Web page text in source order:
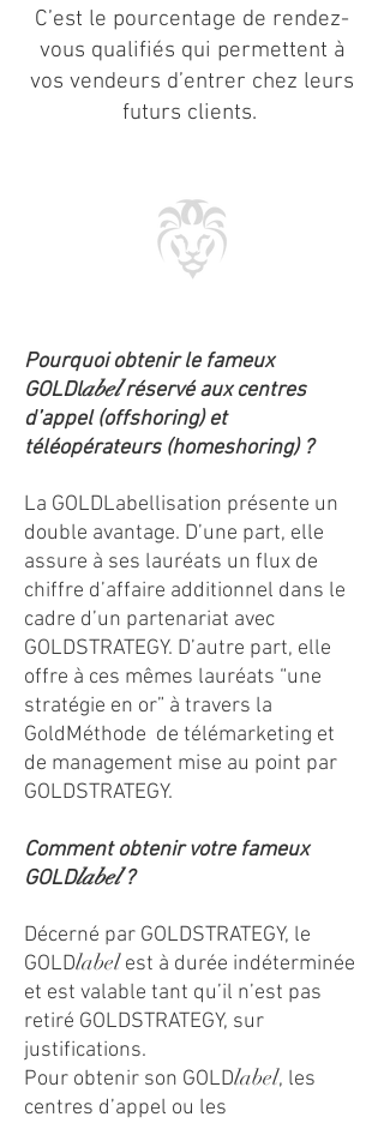
C’est le pourcentage de rendez-
vous qualifiés qui permettent à
vos vendeurs d’entrer chez leurs
futurs clients.
Pourquoi obtenir le fameux
GOLDlabelréservé aux centres
d’appel (offshoring) et
téléopérateurs (homeshoring) ?
La GOLDLabellisation présente un
double avantage. D’une part, elle
assure à ses lauréats un flux de
chiffre d’affaire additionnel dans le
cadre d’un partenariat avec
GOLDSTRATEGY. D’autre part, elle
offre à ces mêmes lauréats “une
stratégie en or” à travers la
GoldMéthode de télémarketing et
de management mise au point par
GOLDSTRATEGY.
Comment obtenir votre fameux
GOLDlabel?
Décerné par GOLDSTRATEGY, le
GOLDlabelest à durée indéterminée
et est valable tant qu’il n’est pas
retiré GOLDSTRATEGY, sur
justifications.
Pour obtenir son GOLDlabel, les
centres d’appel ou les